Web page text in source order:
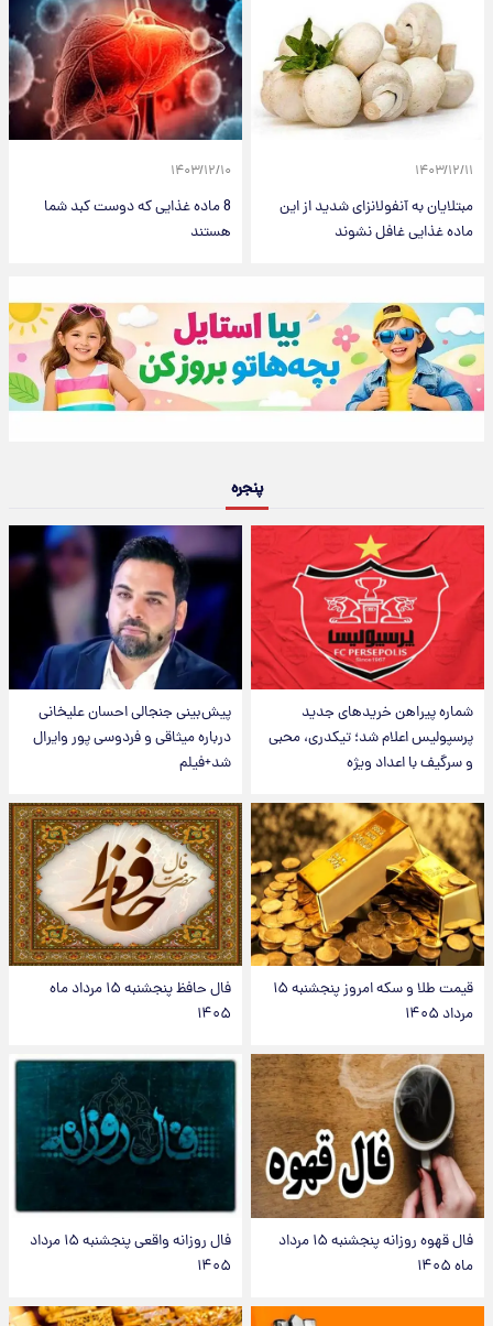
۱۴۰۳/۱۲/۱۱
مبتلایان به آنفولانزای شدید از این
ماده غذایی غافل نشوند
۱۴۰۳/۱۲/۱۰
8 ماده غذایی که دوست کبد شما
هستند
پنجره
شماره پیراهن خریدهای جدید
پرسپولیس اعلام شد؛ تیکدری، محبی
و سرگیف با اعداد ویژه
پیش‌بینی جنجالی احسان علیخانی
درباره میثاقی و فردوسی پور وایرال
شد+فیلم
قیمت طلا و سکه امروز پنجشنبه ۱۵
مرداد ۱۴۰۵
فال حافظ پنجشنبه ۱۵ مرداد ماه
۱۴۰۵
فال قهوه روزانه پنجشنبه ۱۵ مرداد
ماه ۱۴۰۵
فال روزانه واقعی پنجشنبه ۱۵ مرداد
۱۴۰۵